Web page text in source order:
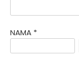
NAMA *